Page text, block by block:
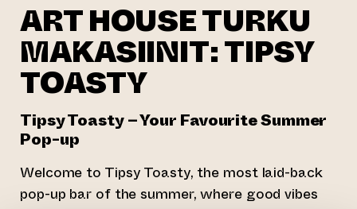
ART HOUSE TURKU
MAKASIINIT: TIPSY
TOASTY
Tipsy Toasty – Your Favourite Summer
Pop-up
Welcome to Tipsy Toasty, the most laid-back
pop-up bar of the summer, where good vibes